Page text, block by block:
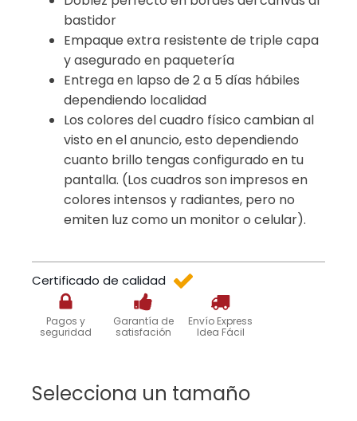
bastidor
Empaque extra resistente de triple capa
y asegurado en paquetería
Entrega en lapso de 2 a 5 días hábiles
dependiendo localidad
Los colores del cuadro físico cambian al
visto en el anuncio, esto dependiendo
cuanto brillo tengas configurado en tu
pantalla. (Los cuadros son impresos en
colores intensos y radiantes, pero no
emiten luz como un monitor o celular).
Certificado de calidad
Pagos y
seguridad
Garantía de
satisfación
Envío Express
Idea Fácil
Selecciona un tamaño